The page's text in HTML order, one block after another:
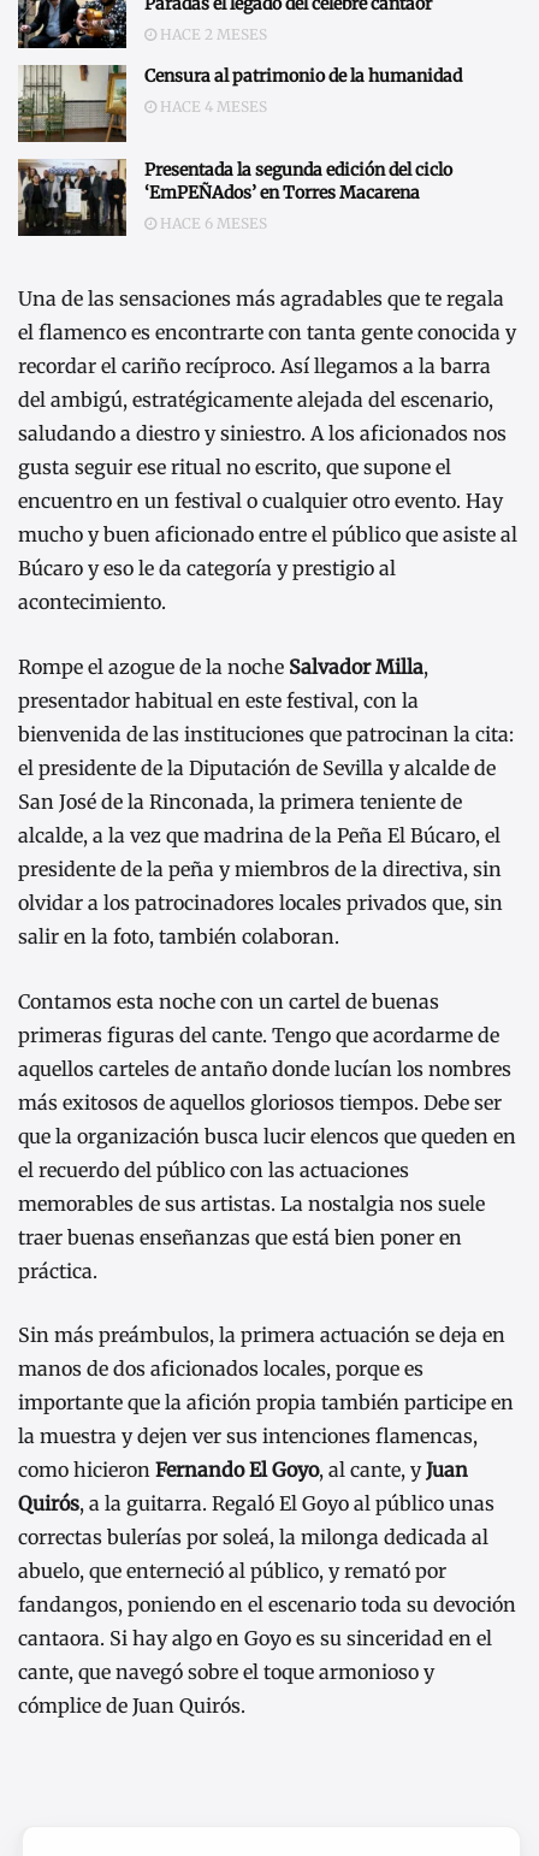
HACE 2 MESES
Censura al patrimonio de la humanidad
HACE 4 MESES
Presentada la segunda edición del ciclo
‘EmPEÑAdos’ en Torres Macarena
HACE 6 MESES
Una de las sensaciones más agradables que te regala
el flamenco es encontrarte con tanta gente conocida y
recordar el cariño recíproco. Así llegamos a la barra
del ambigú, estratégicamente alejada del escenario,
saludando a diestro y siniestro. A los aficionados nos
gusta seguir ese ritual no escrito, que supone el
encuentro en un festival o cualquier otro evento. Hay
mucho y buen aficionado entre el público que asiste al
Búcaro y eso le da categoría y prestigio al
acontecimiento.
Rompe el azogue de la noche Salvador Milla,
presentador habitual en este festival, con la
bienvenida de las instituciones que patrocinan la cita:
el presidente de la Diputación de Sevilla y alcalde de
San José de la Rinconada, la primera teniente de
alcalde, a la vez que madrina de la Peña El Búcaro, el
presidente de la peña y miembros de la directiva, sin
olvidar a los patrocinadores locales privados que, sin
salir en la foto, también colaboran.
Contamos esta noche con un cartel de buenas
primeras figuras del cante. Tengo que acordarme de
aquellos carteles de antaño donde lucían los nombres
más exitosos de aquellos gloriosos tiempos. Debe ser
que la organización busca lucir elencos que queden en
el recuerdo del público con las actuaciones
memorables de sus artistas. La nostalgia nos suele
traer buenas enseñanzas que está bien poner en
práctica.
Sin más preámbulos, la primera actuación se deja en
manos de dos aficionados locales, porque es
importante que la afición propia también participe en
la muestra y dejen ver sus intenciones flamencas,
como hicieron Fernando El Goyo, al cante, yJuan
Quirós, a la guitarra. Regaló El Goyo al público unas
correctas bulerías por soleá, la milonga dedicada al
abuelo, que enterneció al público, y remató por
fandangos, poniendo en el escenario toda su devoción
cantaora. Si hay algo en Goyo es su sinceridad en el
cante, que navegó sobre el toque armonioso y
cómplice de Juan Quirós.